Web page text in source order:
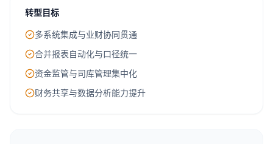
转型目标
多系统集成与业财协同贯通
合并报表自动化与口径统一
资金监管与司库管理集中化
财务共享与数据分析能力提升